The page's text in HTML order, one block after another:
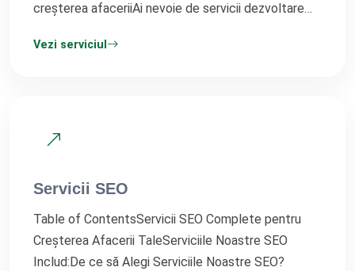
creșterea afaceriiAi nevoie de servicii dezvoltare…
Vezi serviciul
Servicii SEO
Table of ContentsServicii SEO Complete pentru
Creșterea Afacerii TaleServiciile Noastre SEO
Includ:De ce să Alegi Serviciile Noastre SEO?